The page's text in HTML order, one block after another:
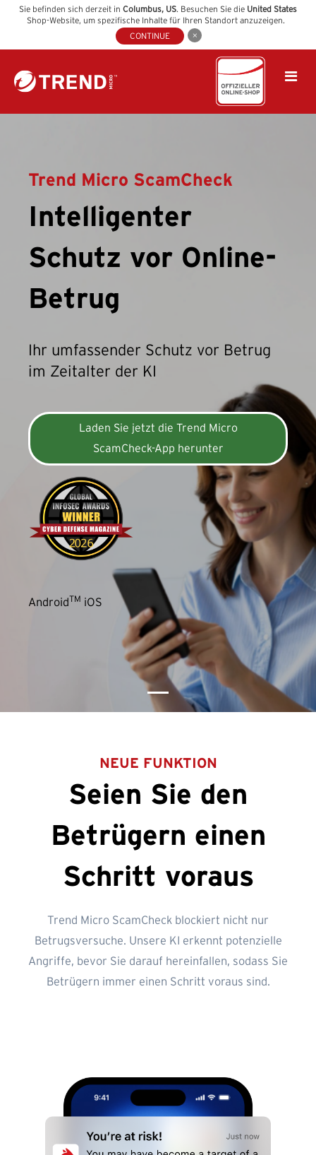
Sie befinden sich derzeit in Columbus, US. Besuchen Sie die United States
Shop-Website, um spezifische Inhalte für Ihren Standort anzuzeigen.
CONTINUE
Trend Micro ScamCheck
Intelligenter
Schutz vor Online-
Betrug
Ihr umfassender Schutz vor Betrug
im Zeitalter der KI
Laden Sie jetzt die Trend Micro
ScamCheck-App herunter
AndroidTM iOS
NEUE FUNKTION
Seien Sie den
Betrügern einen
Schritt voraus
Trend Micro ScamCheck blockiert nicht nur
Betrugsversuche. Unsere KI erkennt potenzielle
Angriffe, bevor Sie darauf hereinfallen, sodass Sie
Betrügern immer einen Schritt voraus sind.